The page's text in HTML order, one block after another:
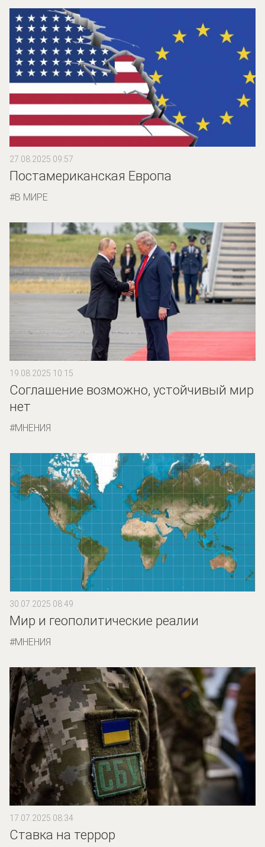
27.08.2025 09:57
Постамериканская Европа
В МИРЕ
19.08.2025 10:15
Соглашение возможно, устойчивый мир
нет
МНЕНИЯ
30.07.2025 08:49
Мир и геополитические реалии
МНЕНИЯ
17.07.2025 08:34
Ставка на террор